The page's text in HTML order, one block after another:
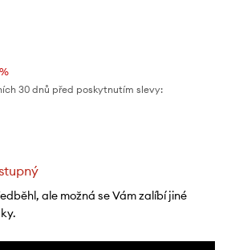
30 dnů před poskytnutím slevy:
ale možná se Vám zalíbí jiné